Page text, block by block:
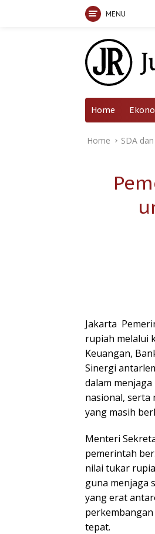
MENU
Home
Home SDA
Jakarta 
rupiah melalui
Keuangan,
Sinergi
dalam
nasional, serta
yang masih
Menteri
pemerintah
nilai tukar
guna menjaga
yang erat
tepat.